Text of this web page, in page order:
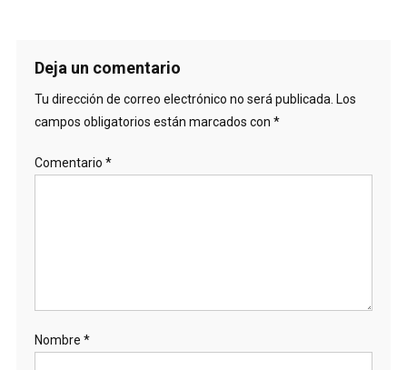
Deja un comentario
Tu dirección de correo electrónico no será publicada. Los
campos obligatorios están marcados con *
Comentario *
Nombre *